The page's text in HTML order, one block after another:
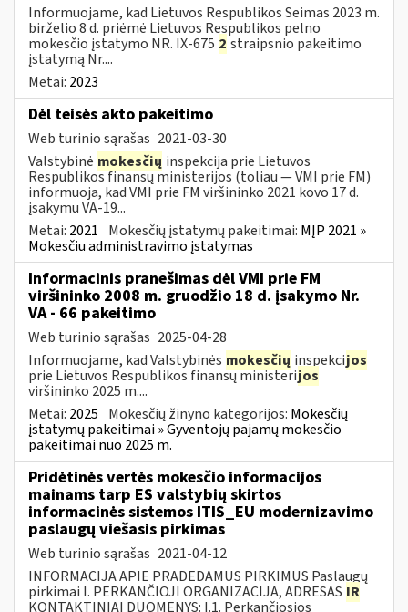
Informuojame, kad Lietuvos Respublikos Seimas 2023 m.
birželio 8 d. priėmė Lietuvos Respublikos pelno
mokesčio įstatymo NR. IX-675 2 straipsnio pakeitimo
įstatymą Nr....
Metai: 2023
Dėl teisės akto pakeitimo
Web turinio sąrašas 2021-03-30
Valstybinė mokesčių inspekcija prie Lietuvos
Respublikos finansų ministerijos (toliau ― VMI prie FM)
informuoja, kad VMI prie FM viršininko 2021 kovo 17 d.
įsakymu VA-19...
Metai: 2021 Mokesčių įstatymų pakeitimai: MĮP 2021 »
Mokesčiu administravimo įstatymas
Informacinis pranešimas dėl VMI prie FM
viršininko 2008 m. gruodžio 18 d. įsakymo Nr.
VA - 66 pakeitimo
Web turinio sąrašas 2025-04-28
Informuojame, kad Valstybinės mokesčių inspekcijos
prie Lietuvos Respublikos finansų ministerijos
viršininko 2025 m....
Metai: 2025 Mokesčių žinyno kategorijos: Mokesčių
įstatymų pakeitimai » Gyventojų pajamų mokesčio
pakeitimai nuo 2025 m.
Pridėtinės vertės mokesčio informacijos
mainams tarp ES valstybių skirtos
informacinės sistemos ITIS_EU modernizavimo
paslaugų viešasis pirkimas
Web turinio sąrašas 2021-04-12
INFORMACIJA APIE PRADEDAMUS PIRKIMUS Paslaugų
pirkimai I. PERKANČIOJI ORGANIZACIJA, ADRESAS IR
KONTAKTINIAI DUOMENYS: I.1. Perkančiosios